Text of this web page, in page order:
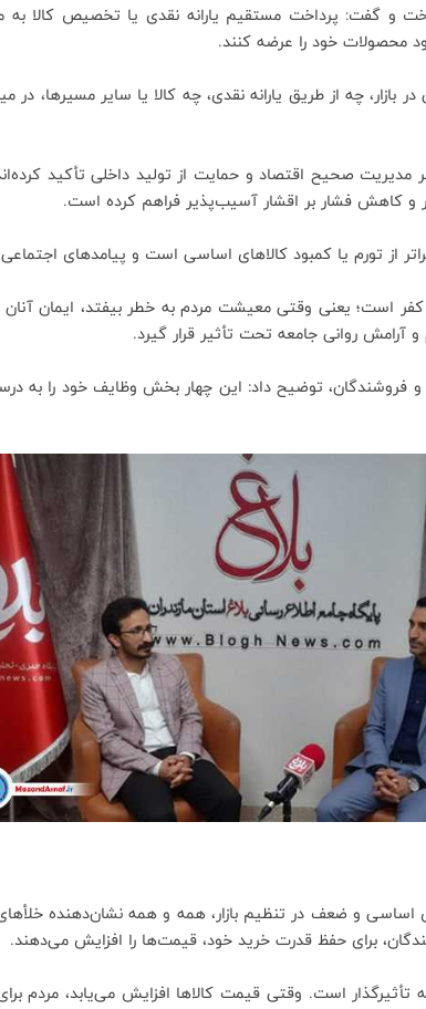
و گفت: پرداخت مستقیم یارانه نقدی یا تخصیص کالا به
محصولات خود را عرضه کنند.
بازار، چه از طریق یارانه نقدی، چه کالا یا سایر
مدیریت صحیح اقتصاد و حمایت از تولید داخلی تأکید
و کاهش فشار بر اقشار آسیب‌پذیر فراهم کرده است.
از تورم یا کمبود کالاهای اساسی است و پیامدهای اجتماعی
کفر است؛ یعنی وقتی معیشت مردم به خطر بیفتد، ایمان
آرامش روانی جامعه تحت تأثیر قرار گیرد.
و فروشندگان، توضیح داد: این چهار بخش وظایف خود را
اساسی و ضعف در تنظیم بازار، همه و همه نشان‌دهنده
برای حفظ قدرت خرید خود، قیمت‌ها را افزایش می‌دهند.
تأثیرگذار است. وقتی قیمت کالاها افزایش می‌یابد، مردم